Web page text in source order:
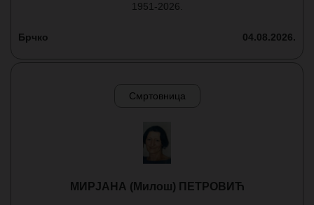
1951-2026.
Брчко 04.08.2026.
Смртовница
МИРЈАНА (Милош) ПЕТРОВИЋ